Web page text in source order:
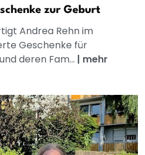
zur Geburt
Andrea Rehn im
Geschenke für
deren Fam... | mehr